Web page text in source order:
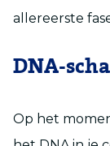
allereerste
DNA-
Op het